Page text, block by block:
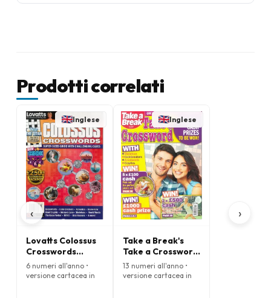
Prodotti correlati
‹
Inglese
Lovatts Colossus
Crosswords
Magazine
6 numeri all'anno •
versione cartacea in
Inglese
Take a Break's
Take a Crossword
Magazine
13 numeri all'anno •
versione cartacea in
›